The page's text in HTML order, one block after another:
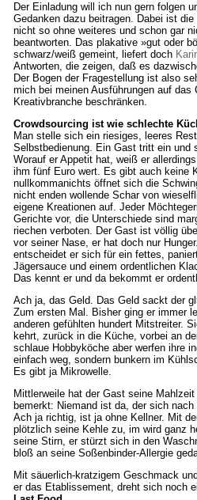
Der Einladung will ich nun gern folgen
Gedanken dazu beitragen. Dabei ist
nicht so ohne weiteres und schon gar
beantworten. Das plakative »gut oder
schwarz/weiß gemeint, liefert doch
Antworten, die zeigen, daß es
Der Bogen der Fragestellung ist also
mich bei meinen Ausführungen auf das
Kreativbranche beschränken.
Crowdsourcing ist wie schlechte
Man stelle sich ein riesiges, leeres
Selbstbedienung. Ein Gast tritt ein und
Worauf er Appetit hat, weiß er
ihm fünf Euro wert. Es gibt auch keine
nullkommanichts öffnet sich die
nicht enden wollende Schar von
eigene Kreationen auf. Jeder
Gerichte vor, die Unterschiede sind
riechen verboten. Der Gast ist völlig
vor seiner Nase, er hat doch nur
entscheidet er sich für ein fettes,
Jägersauce und einem ordentlichen
Das kennt er und da bekommt er
Ach ja, das Geld. Das Geld sackt der
Zum ersten Mal. Bisher ging er immer
anderen gefühlten hundert Mitstreiter.
kehrt, zurück in die Küche, vorbei an
schlaue Hobbyköche aber werfen ihre
einfach weg, sondern bunkern im
Es gibt ja Mikrowelle.
Mittlerweile hat der Gast seine
bemerkt: Niemand ist da, der sich
Ach ja richtig, ist ja ohne Kellner. Mit
plötzlich seine Kehle zu, im wird ganz
seine Stirn, er stürzt sich in den
bloß an seine Soßenbinder-Allergie
Mit säuerlich-kratzigem Geschmack
er das Etablissement, dreht sich noch